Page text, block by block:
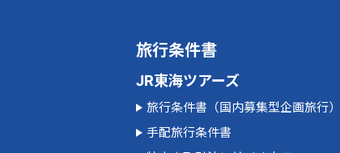
旅行条件書
JR東海ツアーズ
旅行条件書（国内募集型企画旅行）
手配旅行条件書